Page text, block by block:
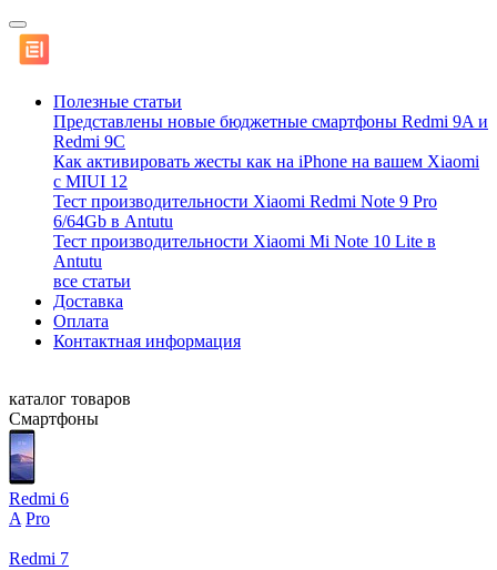
Полезные статьи
Представлены новые бюджетные смартфоны Redmi 9A и
Redmi 9C
Как активировать жесты как на iPhone на вашем Xiaomi
с MIUI 12
Тест производительности Xiaomi Redmi Note 9 Pro
6/64Gb в Antutu
Тест производительности Xiaomi Mi Note 10 Lite в
Antutu
все статьи
Доставка
Оплата
Контактная информация
каталог товаров
Смартфоны
Redmi 6
A Pro
Redmi 7